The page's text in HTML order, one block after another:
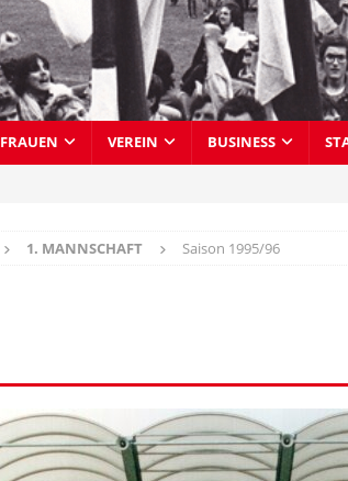
FRAUEN VEREIN BUSINESS
1. MANNSCHAFT Saison 1995/96